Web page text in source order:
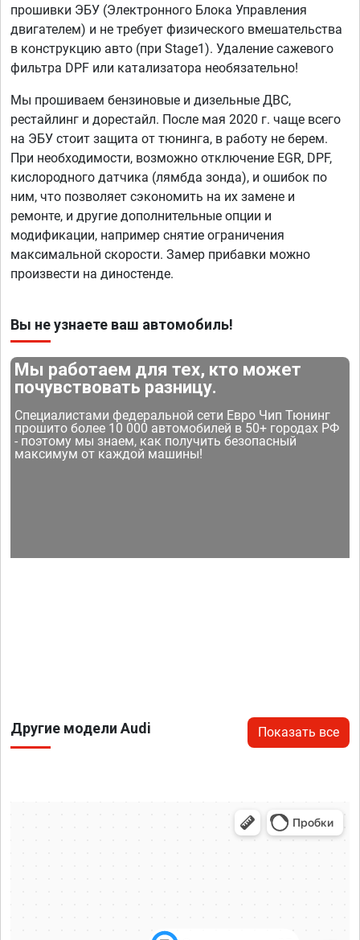
прошивки ЭБУ (Электронного Блока Управления
двигателем) и не требует физического вмешательства
в конструкцию авто (при Stage1). Удаление сажевого
фильтра DPF или катализатора необязательно!
Мы прошиваем бензиновые и дизельные ДВС,
рестайлинг и дорестайл. После мая 2020 г. чаще всего
на ЭБУ стоит защита от тюнинга, в работу не берем.
При необходимости, возможно отключение EGR, DPF,
кислородного датчика (лямбда зонда), и ошибок по
ним, что позволяет сэкономить на их замене и
ремонте, и другие дополнительные опции и
модификации, например снятие ограничения
максимальной скорости. Замер прибавки можно
произвести на диностенде.
Вы не узнаете ваш автомобиль!
Мы работаем для тех, кто может
почувствовать разницу.
Специалистами федеральной сети Евро Чип Тюнинг
прошито более 10 000 автомобилей в 50+ городах РФ
- поэтому мы знаем, как получить безопасный
максимум от каждой машины!
Другие модели Audi Показать все